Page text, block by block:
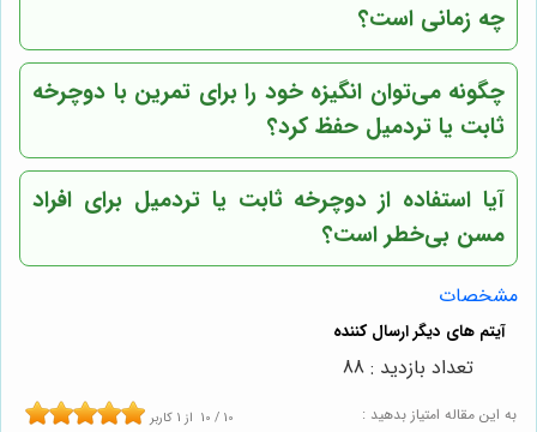
چه زمانی است؟
چگونه می‌توان انگیزه خود را برای تمرین با دوچرخه
ثابت یا تردمیل حفظ کرد؟
آیا استفاده از دوچرخه ثابت یا تردمیل برای افراد
مسن بی‌خطر است؟
مشخصات
به این مقاله امتیاز بدهید : 10 / 10 از 1 کاربر
تعداد بازدید : 88